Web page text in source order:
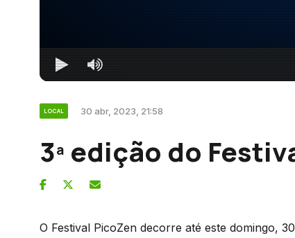
LOCAL 30 abr, 2023, 21:58
3ª edição do
O Festival PicoZen decorre até este domingo,